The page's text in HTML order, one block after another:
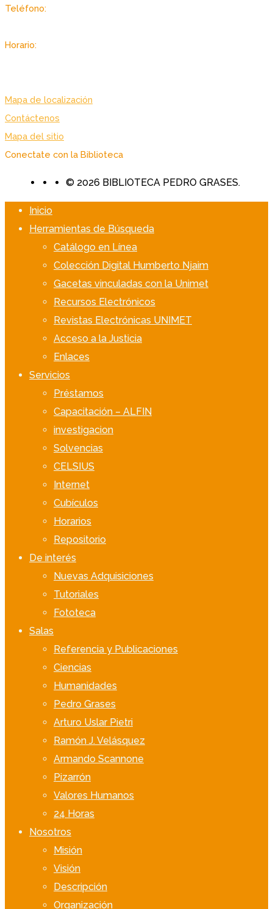
Teléfono:
Horario:
Mapa de localización
Contáctenos
Mapa del sitio
Conectate con la Biblioteca
© 2026 BIBLIOTECA PEDRO GRASES.
Inicio
Herramientas de Búsqueda
Catálogo en Línea
Colección Digital Humberto Njaim
Gacetas vinculadas con la Unimet
Recursos Electrónicos
Revistas Electrónicas UNIMET
Acceso a la Justicia
Enlaces
Servicios
Préstamos
Capacitación – ALFIN
investigacion
Solvencias
CELSIUS
Internet
Cubículos
Horarios
Repositorio
De interés
Nuevas Adquisiciones
Tutoriales
Fototeca
Salas
Referencia y Publicaciones
Ciencias
Humanidades
Pedro Grases
Arturo Uslar Pietri
Ramón J. Velásquez
Armando Scannone
Pizarrón
Valores Humanos
24 Horas
Nosotros
Misión
Visión
Descripción
Organización